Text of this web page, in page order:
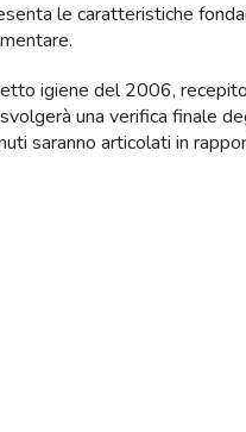
le caratteristiche
igiene del 2006,
una verifica finale
saranno articolati in